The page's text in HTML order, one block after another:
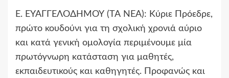
Ε. ΕΥΑΓΓΕΛΟΔΗΜΟΥ (ΤΑ ΝΕΑ): Κύριε Πρόεδρε,
πρώτο κουδούνι για τη σχολική χρονιά αύριο
και κατά γενική ομολογία περιμένουμε μία
πρωτόγνωρη κατάσταση για μαθητές,
εκπαιδευτικούς και καθηγητές. Προφανώς και